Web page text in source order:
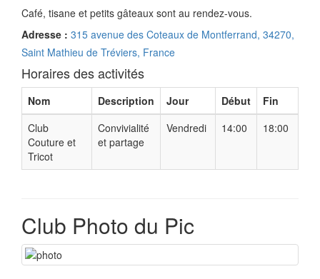
Café, tisane et petits gâteaux sont au rendez-vous.
Adresse : 315 avenue des Coteaux de Montferrand, 34270,
Saint Mathieu de Tréviers, France
Horaires des activités
Nom Description Jour Début
Fin
Club
Couture et
Tricot
Convivialité
et partage
Vendredi 14:00 18:00
Club Photo du Pic